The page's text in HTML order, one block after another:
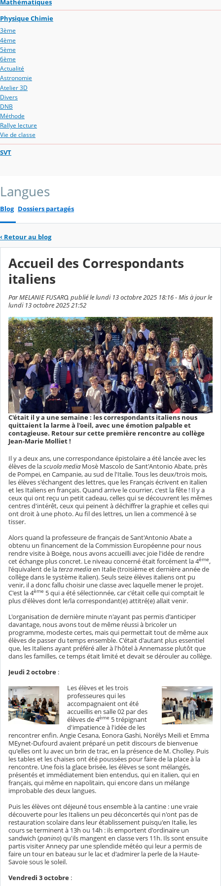
Mathématiques
Physique Chimie
3ème
4ème
5ème
6ème
Actualité
Astronomie
Atelier 3D
Divers
DNB
Méthode
Rallye lecture
Vie de classe
SVT
Langues
Blog Dossiers partagés
‹ Retour au blog
Accueil des Correspondants
italiens
Par MELANIE FUSARO, publié le lundi 13 octobre 2025 18:16 - Mis à jour le
lundi 13 octobre 2025 21:52
C'était il y a une semaine : les correspondants italiens nous
quittaient la larme à l'oeil, avec une émotion palpable et
contagieuse. Retour sur cette première rencontre au collège
Jean-Marie Molliet !
Il y a deux ans, une correspondance épistolaire a été lancée avec les
élèves de lascuola media Mosè Mascolo de Sant'Antonio Abate, près
de Pompei, en Campanie, au sud de l'Italie. Tous les deux/trois mois,
les élèves s'échangent des lettres, que les Français écrivent en italien
et les Italiens en français. Quand arrive le courrier, c'est la fête ! Il y a
ceux qui ont reçu un petit cadeau, celles qui se découvrent les mêmes
centres d'intérêt, ceux qui peinent à déchiffrer la graphie et celles qui
ont droit à une photo. Au fil des lettres, un lien a commencé à se
tisser.
Alors quand la professeure de français de Sant'Antonio Abate a
obtenu un financement de la Commission Européenne pour nous
rendre visite à Boëge, nous avons accueilli avec joie l'idée de rendre
cet échange plus concret. Le niveau concerné était forcément la 4ème,
l'équivalent de laterza mediaen Italie (troisième et dernière année de
collège dans le système italien). Seuls seize élèves italiens ont pu
venir, il a donc fallu choisir une classe avec laquelle mener le projet.
C'est la 4ème 5 qui a été sélectionnée, car c'était celle qui comptait le
plus d'élèves dont le/la correspondant(e) attitré(e) allait venir.
L'organisation de dernière minute n'ayant pas permis d'anticiper
davantage, nous avons tout de même réussi à bricoler un
programme, modeste certes, mais qui permettait tout de même aux
élèves de passer du temps ensemble. C'était d'autant plus essentiel
que, les Italiens ayant préféré aller à l'hôtel à Annemasse plutôt que
dans les familles, ce temps était limité et devait se dérouler au collège.
Jeudi 2 octobre :
Les élèves et les trois
professeures qui les
accompagnaient ont été
accueillis en salle 02 par des
élèves de 4ème 5 trépignant
d'impatience à l'idée de les
rencontrer enfin. Angie Cesana, Eonora Gashi, Norélys Meili et Emma
MEynet-Dufourd avaient préparé un petit discours de bienvenue
qu'elles ont lu avec un brin de trac, en la présence de M. Cholley. Puis
les tables et les chaises ont été poussées pour faire de la place à la
rencontre. Une fois la glace brisée, les élèves se sont mélangés,
présentés et immédiatement bien entendus, qui en italien, qui en
français, qui même en napolitain, qui encore dans un mélange
improbable des deux langues.
Puis les élèves ont déjeuné tous ensemble à la cantine : une vraie
découverte pour les Italiens un peu déconcertés qui n'ont pas de
restauration scolaire dans leur établissement puisqu'en Italie, les
cours se terminent à 13h ou 14h : ils emportent d'ordinaire un
sandwich (panino) qu'ils mangent en classe vers 11h. Ils sont ensuite
partis visiter Annecy par une splendide météo qui leur a permis de
faire un tour en bateau sur le lac et d'admirer la perle de la Haute-
Savoie sous le soleil.
Vendredi 3 octobre :